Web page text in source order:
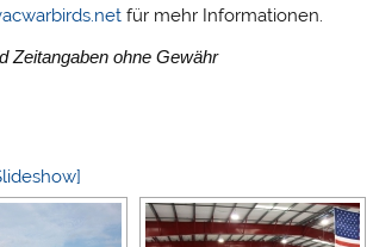
für mehr Informationen.
Zeitangaben ohne Gewähr